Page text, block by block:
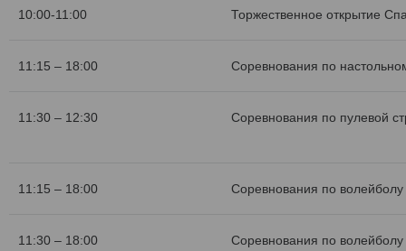
10:00-11:00 Торжественное открытие
11:15 – 18:00 Соревнования по
11:30 – 12:30 Соревнования по пулевой
11:15 – 18:00 Соревнования по
11:30 – 18:00 Соревнования по